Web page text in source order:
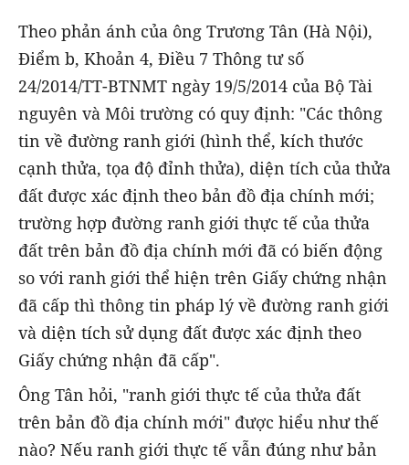
Theo phản ánh của ông Trương Tân (Hà Nội),
Điểm b, Khoản 4, Điều 7 Thông tư số
24/2014/TT-BTNMT ngày 19/5/2014 của Bộ Tài
nguyên và Môi trường có quy định: "Các thông
tin về đường ranh giới (hình thể, kích thước
cạnh thửa, tọa độ đỉnh thửa), diện tích của thửa
đất được xác định theo bản đồ địa chính mới;
trường hợp đường ranh giới thực tế của thửa
đất trên bản đồ địa chính mới đã có biến động
so với ranh giới thể hiện trên Giấy chứng nhận
đã cấp thì thông tin pháp lý về đường ranh giới
và diện tích sử dụng đất được xác định theo
Giấy chứng nhận đã cấp".
Ông Tân hỏi, "ranh giới thực tế của thửa đất
trên bản đồ địa chính mới" được hiểu như thế
nào? Nếu ranh giới thực tế vẫn đúng như bản